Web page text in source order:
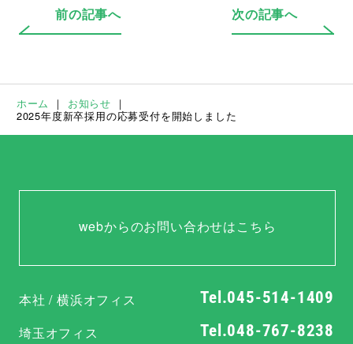
前の記事へ 次の記事へ
ホーム ｜ お知らせ ｜
2025年度新卒採用の応募受付を開始しました
webからのお問い合わせはこちら
本社 / 横浜オフィス Tel.045-514-1409
埼玉オフィス Tel.048-767-8238